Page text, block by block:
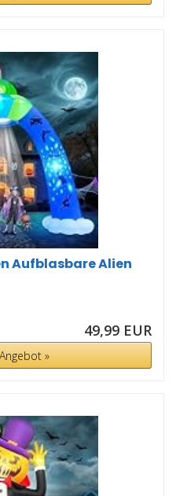
Aufblasbare Alien
49,99 EUR
»